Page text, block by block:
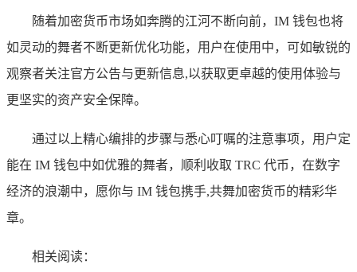
随着加密货币市场如奔腾的江河不断向前，IM 钱包也将
如灵动的舞者不断更新优化功能，用户在使用中，可如敏锐的
观察者关注官方公告与更新信息,以获取更卓越的使用体验与
更坚实的资产安全保障。
通过以上精心编排的步骤与悉心叮嘱的注意事项，用户定
能在 IM 钱包中如优雅的舞者，顺利收取 TRC 代币，在数字
经济的浪潮中，愿你与 IM 钱包携手,共舞加密货币的精彩华
章。
相关阅读：